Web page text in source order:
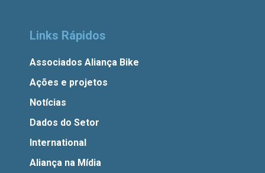
Links Rápidos
Associados Aliança Bike
Ações e projetos
Notícias
Dados do Setor
International
Aliança na Mídia